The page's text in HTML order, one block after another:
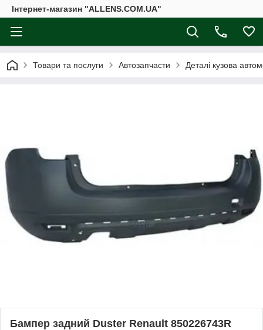
Інтернет-магазин "ALLENS.COM.UA"
Товари та послуги Автозапчасти Деталі кузова
Бампер задний Duster Renault 850226743R